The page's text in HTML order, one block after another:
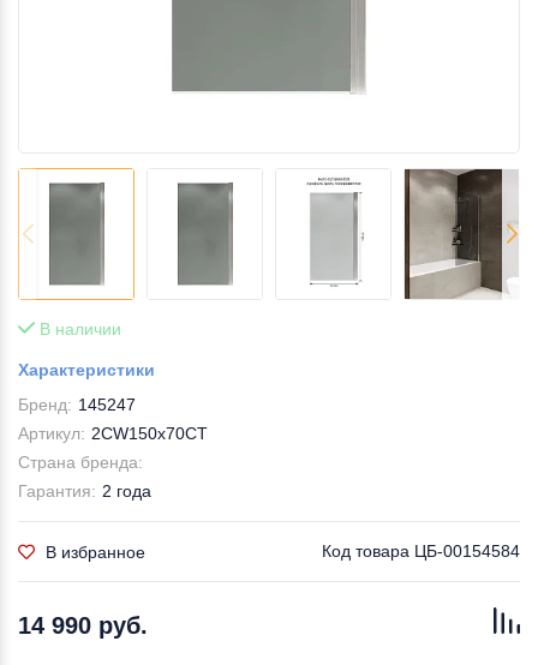
В наличии
Характеристики
Бренд: 145247
Артикул: 2CW150х70CT
Страна бренда:
Гарантия: 2 года
В избранное Код товара ЦБ-00154584
14 990 руб.